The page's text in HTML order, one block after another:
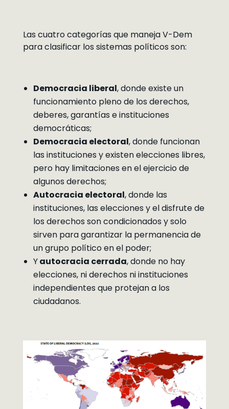
Las cuatro categorías que maneja V-Dem
para clasificar los sistemas políticos son:
Democracia liberal, donde existe un
funcionamiento pleno de los derechos,
deberes, garantías e instituciones
democráticas;
Democracia electoral, donde funcionan
las instituciones y existen elecciones libres,
pero hay limitaciones en el ejercicio de
algunos derechos;
Autocracia electoral, donde las
instituciones, las elecciones y el disfrute de
los derechos son condicionados y solo
sirven para garantizar la permanencia de
un grupo político en el poder;
Yautocracia cerrada, donde no hay
elecciones, ni derechos ni instituciones
independientes que protejan a los
ciudadanos.